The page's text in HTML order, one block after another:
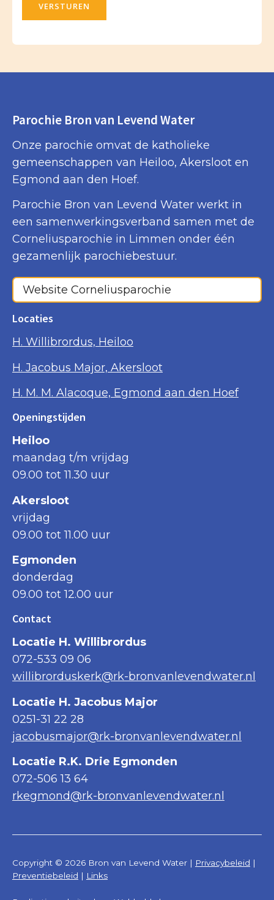
VERSTUREN
Parochie Bron van Levend Water
Onze parochie omvat de katholieke
gemeenschappen van Heiloo, Akersloot en
Egmond aan den Hoef.
Parochie Bron van Levend Water werkt in
een samenwerkingsverband samen met de
Corneliusparochie in Limmen onder één
gezamenlijk parochiebestuur.
Website Corneliusparochie
Locaties
H. Willibrordus, Heiloo
H. Jacobus Major, Akersloot
H. M. M. Alacoque, Egmond aan den Hoef
Openingstijden
Heiloo
maandag t/m vrijdag
09.00 tot 11.30 uur
Akersloot
vrijdag
09.00 tot 11.00 uur
Egmonden
donderdag
09.00 tot 12.00 uur
Contact
Locatie H. Willibrordus
072-533 09 06
willibrorduskerk@rk-bronvanlevendwater.nl
Locatie H. Jacobus Major
0251-31 22 28
jacobusmajor@rk-bronvanlevendwater.nl
Locatie R.K. Drie Egmonden
072-506 13 64
rkegmond@rk-bronvanlevendwater.nl
Copyright © 2026 Bron van Levend Water | Privacybeleid |
Preventiebeleid | Links